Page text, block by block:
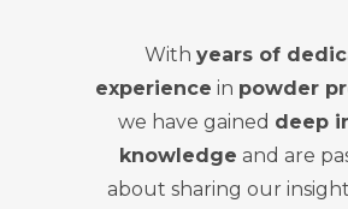
With years of
experience in powder
we have gained deep
knowledge and are
about sharing our